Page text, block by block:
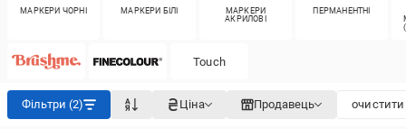
МАРКЕРИ ЧОРНІ МАРКЕРИ БІЛІ
МАРКЕРИ
АКРИЛОВІ
ПЕРМАНЕНТНІ
Touch
Фільтри (2) Ціна Продавець очистити